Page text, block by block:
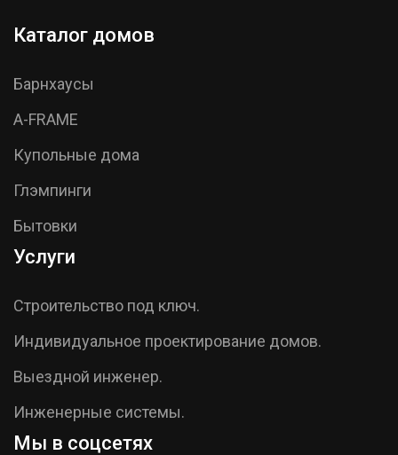
Каталог домов
Барнхаусы
A-FRAME
Купольные дома
Глэмпинги
Бытовки
Услуги
Строительство под ключ.
Индивидуальное проектирование домов.
Выездной инженер.
Инженерные системы.
Мы в соцсетях